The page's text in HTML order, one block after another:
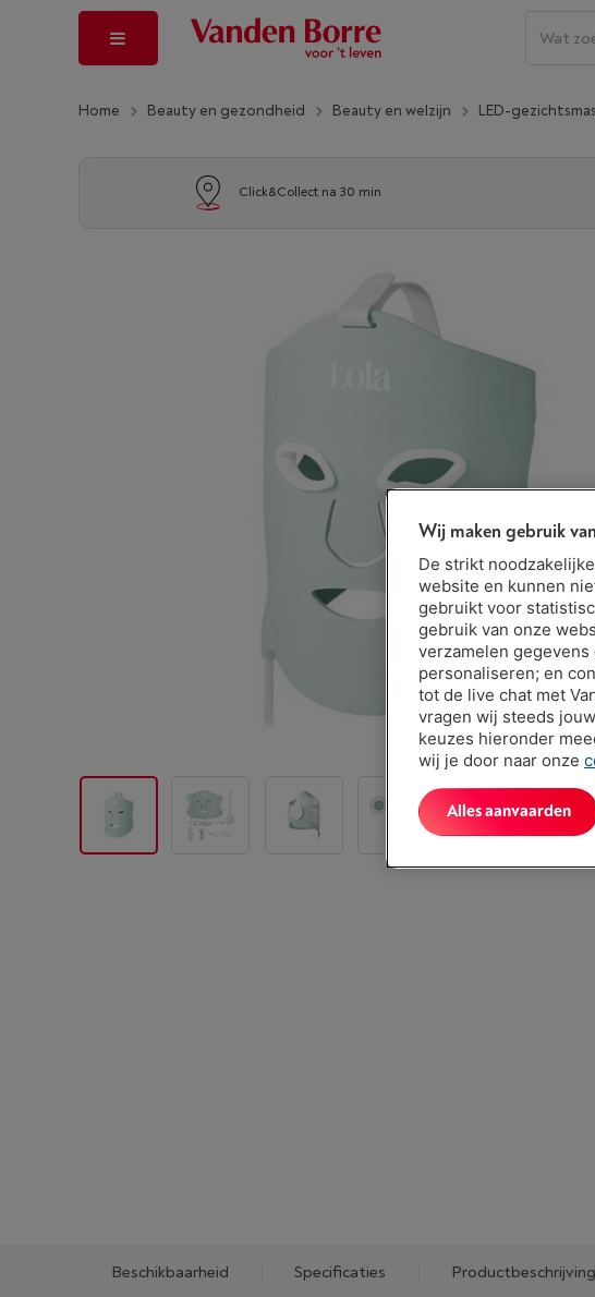
Home Beauty en gezondheid Beauty en welzijn LED-
Click&Collect na 30 min
Beschikbaarheid Specificaties Productbeschrijving
Wij maken gebruik
De strikt
website en kunnen
gebruikt voor
gebruik van onze
verzamelen
personaliseren; en
tot de live chat met
vragen wij steeds
keuzes hieronder
wij je door naar onze
Alles aanvaarden